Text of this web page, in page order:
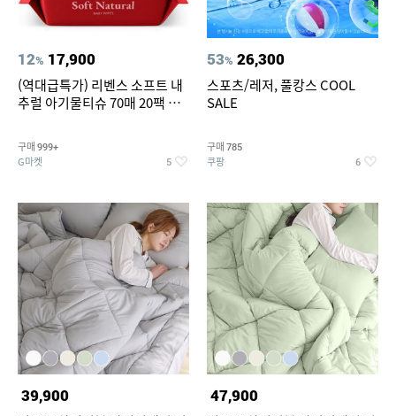
12% 17,900
(역대급특가) 리벤스 소프트 내
추럴 아기물티슈 70매 20팩 캡
구매 999+
G마켓 5
53% 26,300
스포츠/레저, 풀캉스 COOL
SALE
구매 785
쿠팡 6
39,900 47,900